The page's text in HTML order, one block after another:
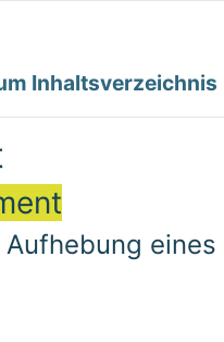
Inhaltsverzeichnis
eines